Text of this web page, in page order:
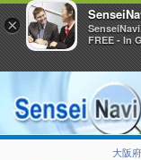
大阪府
×
FREE - In